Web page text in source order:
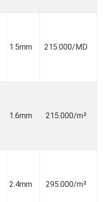
1.5mm 215.000/MD
1.6mm 215.000/m²
2.4mm 295.000/m²